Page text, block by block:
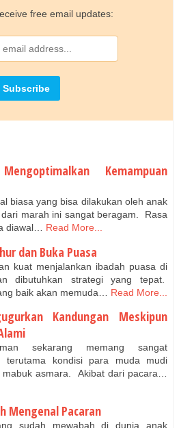
free email updates:
Kemampuan
biasa yang bisa dilakukan oleh anak
marah ini sangat beragam. Rasa
diawal… Read More...
dan Buka Puasa
kuat menjalankan ibadah puasa di
dibutuhkan strategi yang tepat.
baik akan memuda…
Read More...
Kandungan Meskipun
sekarang memang sangat
terutama kondisi para muda mudi
mabuk asmara. Akibat dari pacara…
Mengenal Pacaran
sudah mewabah di dunia anak